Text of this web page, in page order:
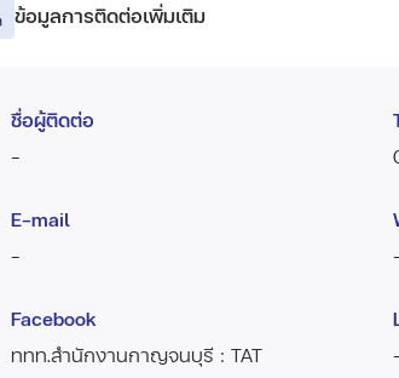
ข้อมูลการติดต่อเพิ่มเติม
ชื่อผู้ติดต่อ
-
E-mail
-
Facebook
ททท.สำนักงานกาญจนบุรี : TAT